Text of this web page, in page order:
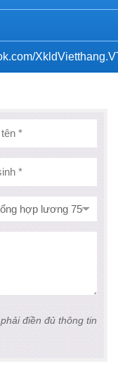
điền đủ thông tin